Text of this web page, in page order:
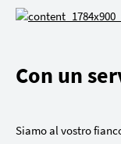
Con un
Siamo al vostro